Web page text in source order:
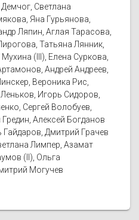
Светлана
Яна Гурьянова,
Ляпин, Аглая Тарасова,
Татьяна Лянник,
(III), Елена Суркова,
Андрей Андреев,
Вероника Рис,
Игорь Сидоров,
Сергей Волобуев,
Алексей Богданов
Дмитрий Грачев
Лимпер, Азамат
(II), Ольга
Могучев